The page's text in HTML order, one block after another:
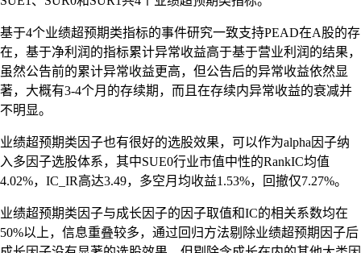
基于4个业绩超预期类指标的事件研究一致支持PEAD在A股的存
在，基于净利润的指标累计异常收益高于基于营业利润的结果，
虽然公告前的累计异常收益更高，但公告后的异常收益依然显
著，大概有3-4个月的存续期，而且在存续内异常收益的衰减并
不明显。
业绩超预期类因子也有很好的选股效果，可以作为alpha因子纳
入多因子选股体系，其中SUE0行业市值中性的RankIC均值
4.02%，IC_IR高达3.49，多空月均收益1.53%，回撤仅7.27%。
业绩超预期类因子与成长因子的因子取值和IC的相关系数均在
50%以上，信息重叠较多，通过回归方法剔除业绩超预期因子后